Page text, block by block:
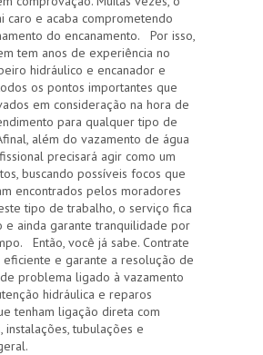
caro e acaba comprometendo
do encanamento. Por isso,
tem anos de experiência no
hidráulico e encanador e
os pontos importantes que
em consideração na hora de
para qualquer tipo de
além do vazamento de água
precisará agir como um
buscando possíveis focos que
encontrados pelos moradores
tipo de trabalho, o serviço fica
e ainda garante tranquilidade por
Então, você já sabe. Contrate
eficiente e garante a resolução de
problema ligado à vazamento
hidráulica e reparos
tenham ligação direta com
instalações, tubulações e